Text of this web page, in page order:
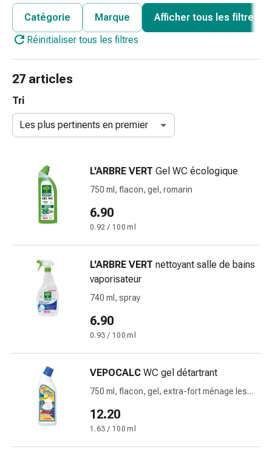
rhume
Maux
bronchite
Inhalateurs
Nettoyeur
Mouchoirs
papier
Rhume
Soins
des
plaies
et
élastiques
Compresses
doigts
Catégorie Marque
Afficher tous les filtres
Réinitialiser tous les filtres
27 articles
Tri
Les plus pertinents en premier
L'ARBRE VERT Gel WC écologique
750 ml, flacon, gel, romarin
6.90
0.92 / 100 ml
L'ARBRE VERT nettoyant salle de bains
vaporisateur
740 ml, spray
6.90
0.93 / 100 ml
VEPOCALC WC gel détartrant
750 ml, flacon, gel, extra-fort ménage les
12.20
1.63 / 100 ml